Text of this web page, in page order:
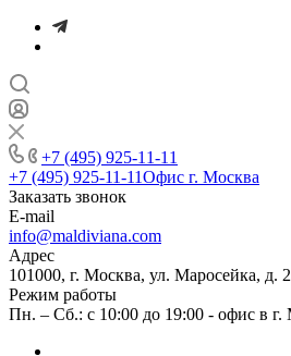
+7 (495) 925-11-11
+7 (495) 925-11-11Офис г. Москва
Заказать звонок
E-mail
info@maldiviana.com
Адрес
101000, г. Москва, ул. Маросейка, д.
Режим работы
Пн. – Сб.: с 10:00 до 19:00 - офис в г.